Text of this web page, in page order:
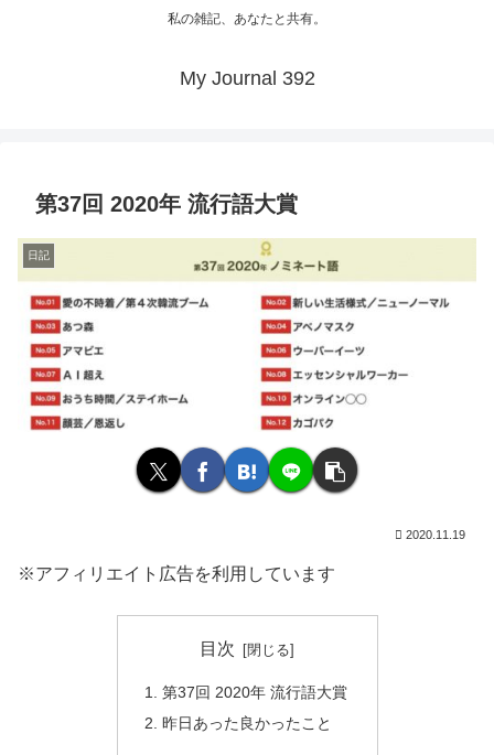
私の雑記、あなたと共有。
My Journal 392
第37回 2020年 流行語大賞
日記
2020.11.19
※アフィリエイト広告を利用しています
目次
第37回 2020年 流行語大賞
昨日あった良かったこと